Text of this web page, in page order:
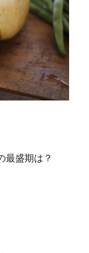
最盛期は？